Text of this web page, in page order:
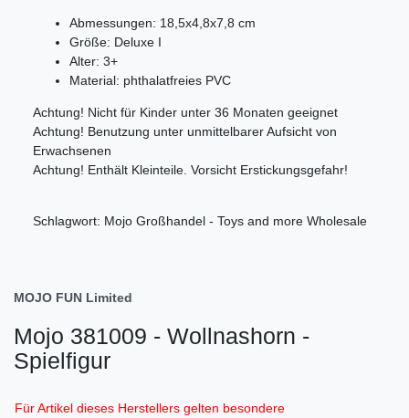
Abmessungen: 18,5x4,8x7,8 cm
Größe: Deluxe I
Alter: 3+
Material: phthalatfreies PVC
Achtung! Nicht für Kinder unter 36 Monaten geeignet
Achtung! Benutzung unter unmittelbarer Aufsicht von
Erwachsenen
Achtung! Enthält Kleinteile. Vorsicht Erstickungsgefahr!
Schlagwort: Mojo Großhandel - Toys and more Wholesale
MOJO FUN Limited
Mojo 381009 - Wollnashorn -
Spielfigur
Für Artikel dieses Herstellers gelten besondere